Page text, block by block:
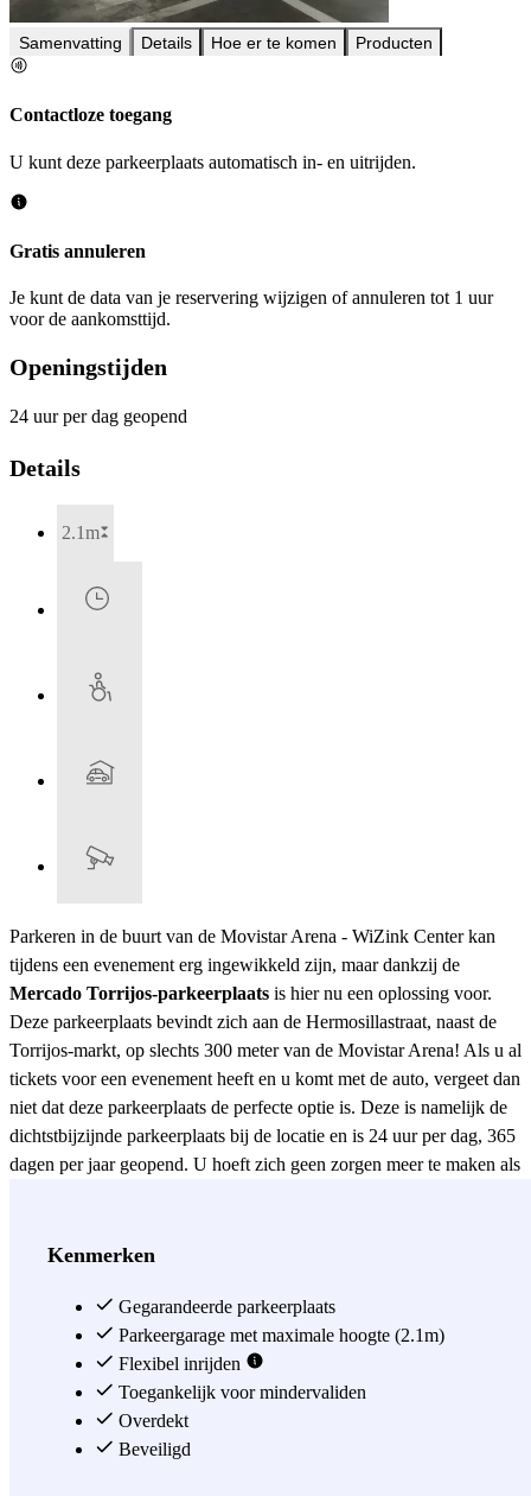
Samenvatting Details Hoe er te komen Producten
Contactloze toegang
U kunt deze parkeerplaats automatisch in- en uitrijden.
Gratis annuleren
Je kunt de data van je reservering wijzigen of annuleren tot 1 uur
voor de aankomsttijd.
Openingstijden
24 uur per dag geopend
Details
2.1m
Parkeren in de buurt van de Movistar Arena - WiZink Center kan
tijdens een evenement erg ingewikkeld zijn, maar dankzij de
Mercado Torrijos-parkeerplaats is hier nu een oplossing voor.
Deze parkeerplaats bevindt zich aan de Hermosillastraat, naast de
Torrijos-markt, op slechts 300 meter van de Movistar Arena! Als u al
tickets voor een evenement heeft en u komt met de auto, vergeet dan
niet dat deze parkeerplaats de perfecte optie is. Deze is namelijk de
dichtstbijzijnde parkeerplaats bij de locatie en is 24 uur per dag, 365
dagen per jaar geopend. U hoeft zich geen zorgen meer te maken als
uw auto zo lang en op elk gewenst moment parkeren als u wilt.
vlak bij het Movistar Arena - Wizink Center. Op slechts 200 meter
afstand ligt de Calle de Alcalá, een van de beroemdste straten van de
hoofdstad, waar u het Nuevo Teatro Alcalá vindt. El Corte Inglés de
Goya en de Nationale Munt en Postzegelfabriek zijn andere
belangrijke alternatieven die u niet mag missen tijdens een bezoek
aan Madrid. Profiteer van deze kans om een ​​gegarandeerde plek te
Kenmerken
Gegarandeerde parkeerplaats
Parkeergarage met maximale hoogte (2.1m)
Flexibel inrijden
Toegankelijk voor mindervaliden
Overdekt
Beveiligd